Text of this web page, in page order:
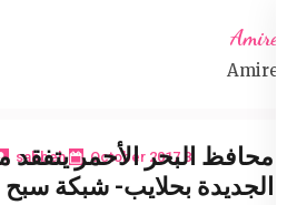
content
Amireta
Amireta
8 October 2017
sabbeh محافظ البحر الأحمر
الجديدة بحلايب- شبكة سبح